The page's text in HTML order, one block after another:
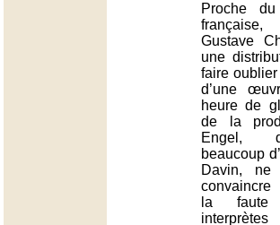
Proche
Gustave
une
faire
d’une
heure de
de la
Engel,
beaucoup
Davin,
la faute